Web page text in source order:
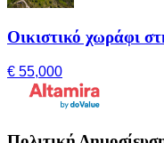
Οικιστικό χωράφι
€ 55,000